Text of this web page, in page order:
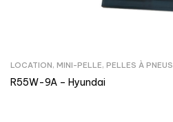
LOCATION, MINI-PELLE, PELLES À PNEUS
R55W-9A – Hyundai